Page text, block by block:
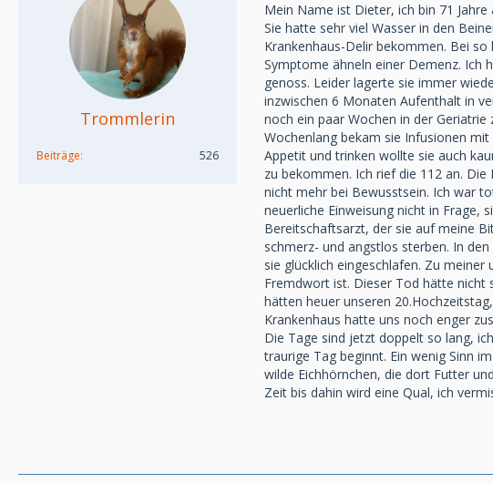
Trommlerin
Beiträge 526
Mein Name ist Dieter, ich bin 71
Sie hatte sehr viel Wasser in den
Krankenhaus-Delir bekommen. Bei
Symptome ähneln einer Demenz. Ich
genoss. Leider lagerte sie immer
inzwischen 6 Monaten Aufenthalt in
noch ein paar Wochen in der
Wochenlang bekam sie Infusionen
Appetit und trinken wollte sie auch
zu bekommen. Ich rief die 112 an.
nicht mehr bei Bewusstsein. Ich war
neuerliche Einweisung nicht in Frage,
Bereitschaftsarzt, der sie auf meine
schmerz- und angstlos sterben. In
sie glücklich eingeschlafen. Zu
Fremdwort ist. Dieser Tod hätte nicht
hätten heuer unseren
Krankenhaus hatte uns noch enger
Die Tage sind jetzt doppelt so lang,
traurige Tag beginnt. Ein wenig Sinn
wilde Eichhörnchen, die dort Futter
Zeit bis dahin wird eine Qual, ich